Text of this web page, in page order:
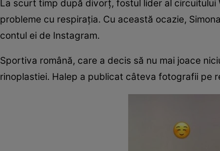
La scurt timp după divorț, fostul lider al
probleme cu respirația. Cu această ocazie,
contul ei de Instagram.
Sportiva română, care a decis să nu mai joace
rinoplastiei. Halep a publicat câteva fotografii pe